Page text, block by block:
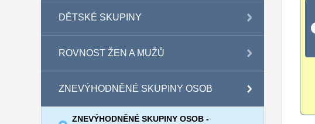
DĚTSKÉ SKUPINY
ROVNOST ŽEN A MUŽŮ
ZNEVÝHODNĚNÉ SKUPINY OSOB
ZNEVÝHODNĚNÉ SKUPINY OSOB -